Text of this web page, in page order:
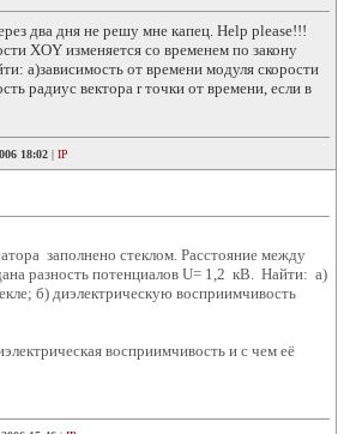
два дня не решу мне капец. Help please!!!
XOY изменяется со временем по закону
а)зависимость от времени модуля скорости
радиус вектора r точки от времени, если в
18:02 | IP
заполнено стеклом. Расстояние между
разность потенциалов U= 1,2 кВ. Найти: а)
б) диэлектрическую восприимчивость
восприимчивость и с чем её